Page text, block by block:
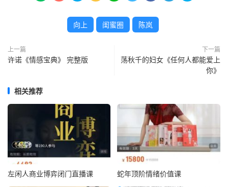
向上 闺蜜圈 陈岚
上一篇
许诺《情感宝典》 完整版
下一篇
荡秋千的妇女《任何人都能爱上
你》
相关推荐
左闲人商业博弈闭门直播课 蛇年顶阶情绪价值课